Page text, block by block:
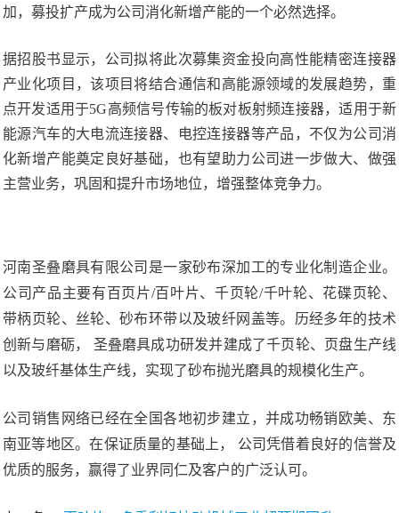
加，募投扩产成为公司消化新增产能的一个必然选择。
据招股书显示，公司拟将此次募集资金投向高性能精密连接器
产业化项目，该项目将结合通信和高能源领域的发展趋势，重
点开发适用于5G高频信号传输的板对板射频连接器，适用于新
能源汽车的大电流连接器、电控连接器等产品，不仅为公司消
化新增产能奠定良好基础，也有望助力公司进一步做大、做强
主营业务，巩固和提升市场地位，增强整体竞争力。
河南圣叠磨具有限公司是一家砂布深加工的专业化制造企业。
公司产品主要有百页片/百叶片、千页轮/千叶轮、花碟页轮、
带柄页轮、丝轮、砂布环带以及玻纤网盖等。历经多年的技术
创新与磨砺， 圣叠磨具成功研发并建成了千页轮、页盘生产线
以及玻纤基体生产线，实现了砂布抛光磨具的规模化生产。
公司销售网络已经在全国各地初步建立，并成功畅销欧美、东
南亚等地区。在保证质量的基础上， 公司凭借着良好的信誉及
优质的服务，赢得了业界同仁及客户的广泛认可。